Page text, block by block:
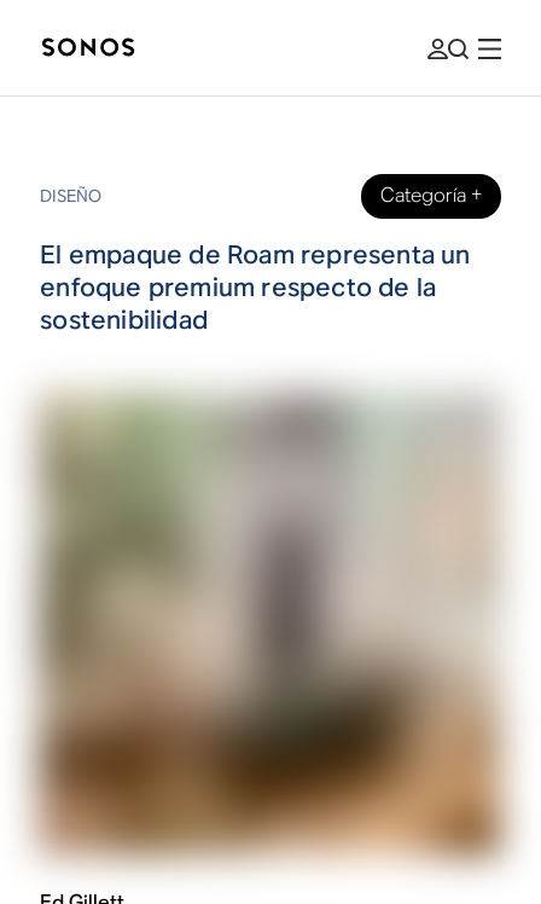
DISEÑO Categoría+
El empaque de Roam representa un
enfoque premium respecto de la
sostenibilidad